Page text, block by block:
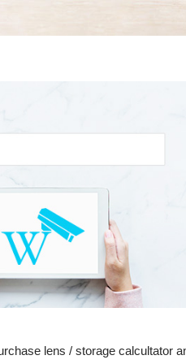
lens / storage calcultator